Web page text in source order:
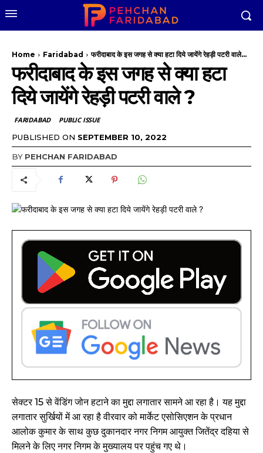
Home Faridabad फरीदाबाद के इस जगह से क्या हटा दिये जायेंगे रेहड़ी पटरी वाले...
फरीदाबाद के इस जगह से क्या हटा
दिये जायेंगे रेहड़ी पटरी वाले ?
FARIDABAD PUBLIC ISSUE
PUBLISHED ON SEPTEMBER 10, 2022
BY PEHCHAN FARIDABAD
सेक्टर 15 से वेंडिंग जोन हटाने का मुद्दा लगातार सामने आ रहा है। यह मुद्दा
लगातार सुर्खियों में आ रहा है वीरवार को मार्केट एसोसिएशन के प्रधान
आलोक कुमार के साथ कुछ दुकानदार नगर निगम आयुक्त जितेंद्र दहिया से
मिलने के लिए नगर निगम के मुख्यालय पर पहुंच गए थे।